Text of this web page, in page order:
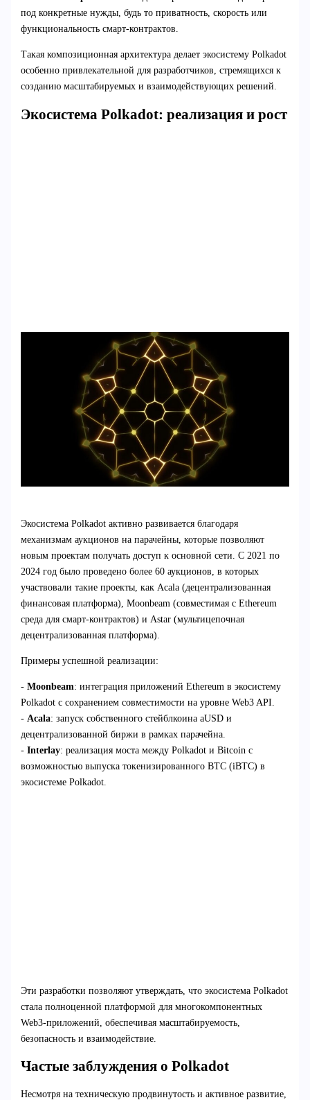
под конкретные нужды, будь то приватность, скорость или
функциональность смарт-контрактов.
Такая композиционная архитектура делает экосистему Polkadot
особенно привлекательной для разработчиков, стремящихся к
созданию масштабируемых и взаимодействующих решений.
Экосистема Polkadot: реализация и рост
Экосистема Polkadot активно развивается благодаря
механизмам аукционов на парачейны, которые позволяют
новым проектам получать доступ к основной сети. С 2021 по
2024 год было проведено более 60 аукционов, в которых
участвовали такие проекты, как Acala (децентрализованная
финансовая платформа), Moonbeam (совместимая с Ethereum
среда для смарт-контрактов) и Astar (мультицепочная
децентрализованная платформа).
Примеры успешной реализации:
- Moonbeam: интеграция приложений Ethereum в экосистему
Polkadot с сохранением совместимости на уровне Web3 API.
- Acala: запуск собственного стейблкоина aUSD и
децентрализованной биржи в рамках парачейна.
- Interlay: реализация моста между Polkadot и Bitcoin с
возможностью выпуска токенизированного BTC (iBTC) в
экосистеме Polkadot.
Эти разработки позволяют утверждать, что экосистема Polkadot
стала полноценной платформой для многокомпонентных
Web3-приложений, обеспечивая масштабируемость,
безопасность и взаимодействие.
Частые заблуждения о Polkadot
Несмотря на техническую продвинутость и активное развитие,